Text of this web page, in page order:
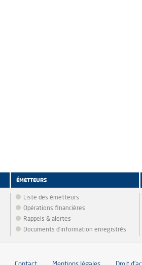
ÉMETTEURS
Liste des émetteurs
Opérations financières
Rappels & alertes
Documents d’information enregistrés